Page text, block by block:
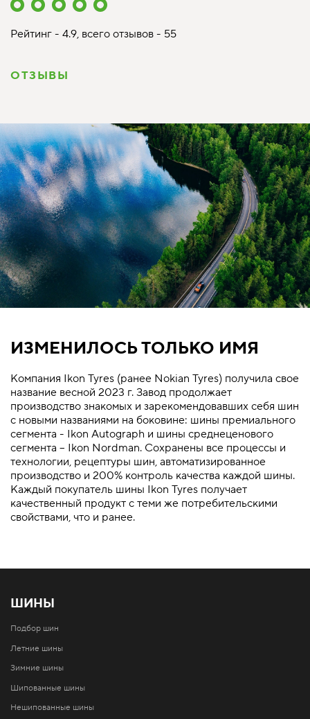
Рейтинг - 4.9, всего отзывов - 55
ОТЗЫВЫ
ИЗМЕНИЛОСЬ ТОЛЬКО ИМЯ
Компания Ikon Tyres (ранее Nokian Tyres) получила свое
название весной 2023 г. Завод продолжает
производство знакомых и зарекомендовавших себя шин
с новыми названиями на боковине: шины премиального
сегмента - Ikon Autograph и шины среднеценового
сегмента – Ikon Nordman. Сохранены все процессы и
технологии, рецептуры шин, автоматизированное
производство и 200% контроль качества каждой шины.
Каждый покупатель шины Ikon Tyres получает
качественный продукт с теми же потребительскими
свойствами, что и ранее.
ШИНЫ
Подбор шин
Летние шины
Зимние шины
Шипованные шины
Нешипованные шины